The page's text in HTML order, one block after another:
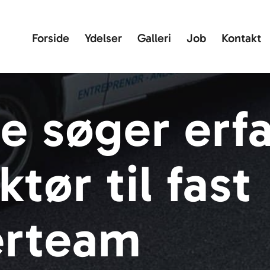
Forside Ydelser Galleri Job Kontakt
søger
til fast